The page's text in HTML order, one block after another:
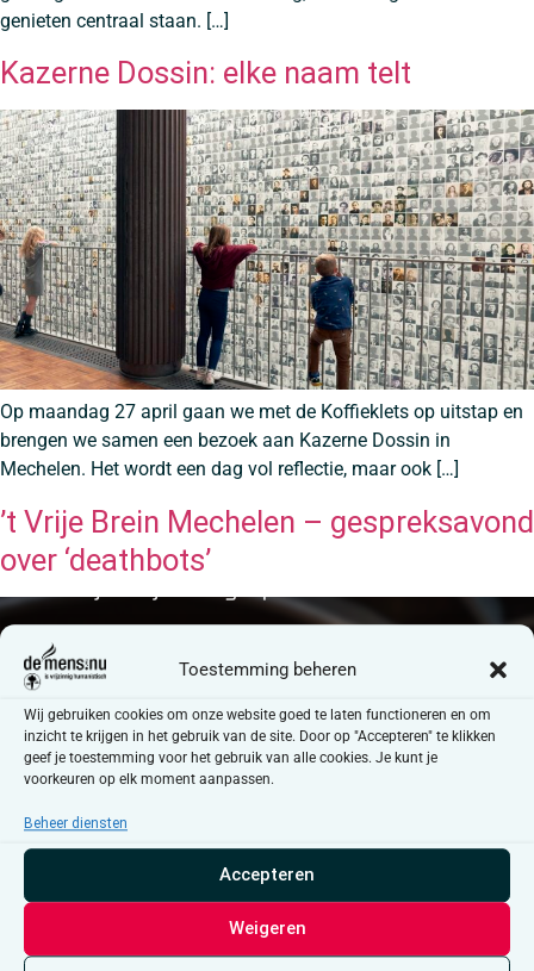
Toestemming beheren
Wij gebruiken cookies om onze website goed te laten functioneren en om
inzicht te krijgen in het gebruik van de site. Door op "Accepteren" te klikken
geef je toestemming voor het gebruik van alle cookies. Je kunt je
voorkeuren op elk moment aanpassen.
Beheer diensten
Accepteren
Weigeren
genieten centraal staan. […]
Kazerne Dossin: elke naam telt
Op maandag 27 april gaan we met de Koffieklets op uitstap en
brengen we samen een bezoek aan Kazerne Dossin in
Mechelen. Het wordt een dag vol reflectie, maar ook […]
’t Vrije Brein Mechelen – gespreksavond
over ‘deathbots’